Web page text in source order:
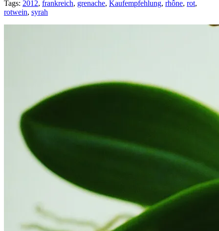
Tags: 2012, frankreich, grenache, Kaufempfehlung, rhône, rot,
rotwein, syrah